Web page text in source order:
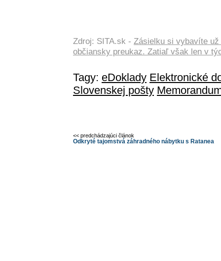
Zdroj: SITA.sk - Zásielku si vybavíte
občiansky preukaz. Zatiaľ však len v
Tagy: eDoklady Elektronické
Slovenskej pošty
<< predchádzajúci článok
Odkryté tajomstvá záhradného nábytku s Ratanea